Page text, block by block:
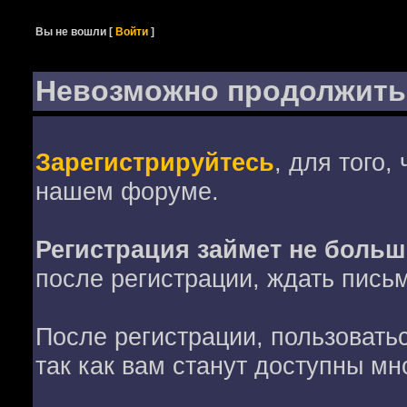
Вы не вошли [Войти ]
Невозможно продолжить
Зарегистрируйтесь, для того,
нашем форуме.
Регистрация займет не
после регистрации, ждать
После регистрации,
так как вам станут доступны